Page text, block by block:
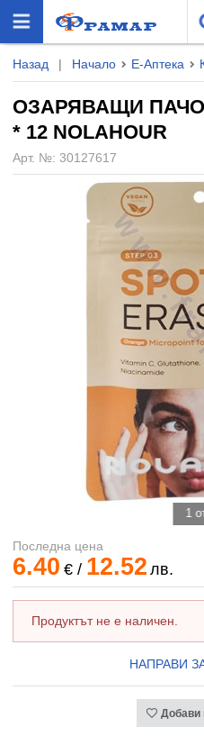
Назад | Начало Е-Аптека
ОЗАРЯВАЩИ
* 12 NOLAHOUR
Арт. №: 30127617
1
Последна цена
6.40 €/ 12.52 лв.
Продуктът не е наличен.
НАПРАВИ
Добави